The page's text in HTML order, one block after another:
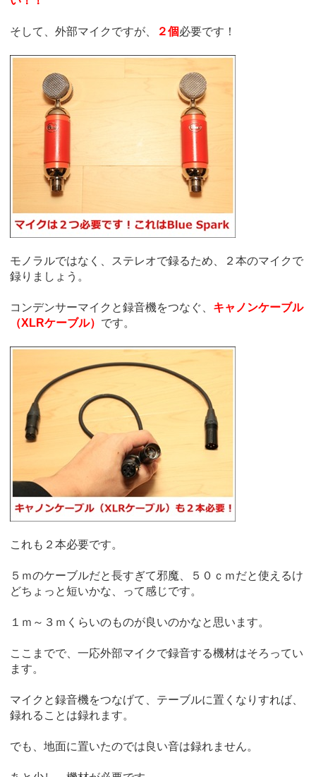
そして、外部マイクですが、 ２個必要です！
モノラルではなく、ステレオで録るため、２本のマイクで
録りましょう。
コンデンサーマイクと録音機をつなぐ、 キャノンケーブル
（XLRケーブル） です。
これも２本必要です。
５ｍのケーブルだと長すぎて邪魔、５０ｃｍだと使えるけ
どちょっと短いかな、って感じです。
１ｍ～３ｍくらいのものが良いのかなと思います。
ここまでで、一応外部マイクで録音する機材はそろってい
ます。
マイクと録音機をつなげて、テーブルに置くなりすれば、
録れることは録れます。
でも、地面に置いたのでは良い音は録れません。